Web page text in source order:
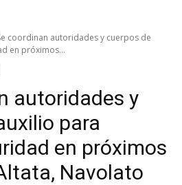
coordinan autoridades y cuerpos de
en próximos...
autoridades y
para
en próximos
Navolato